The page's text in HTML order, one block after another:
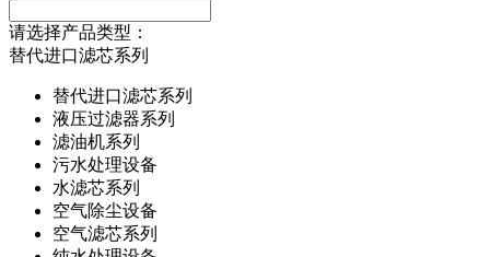
请选择产品类型：
替代进口滤芯系列
替代进口滤芯系列
液压过滤器系列
滤油机系列
污水处理设备
水滤芯系列
空气除尘设备
空气滤芯系列